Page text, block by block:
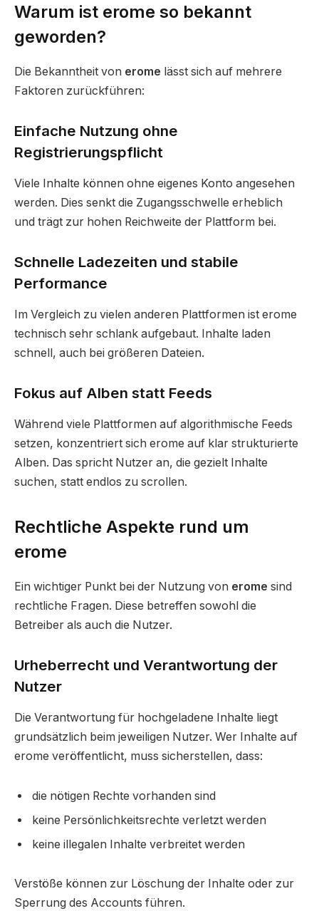
Warum ist erome so bekannt
geworden?
Die Bekanntheit von erome lässt sich auf mehrere
Faktoren zurückführen:
Einfache Nutzung ohne
Registrierungspflicht
Viele Inhalte können ohne eigenes Konto angesehen
werden. Dies senkt die Zugangsschwelle erheblich
und trägt zur hohen Reichweite der Plattform bei.
Schnelle Ladezeiten und stabile
Performance
Im Vergleich zu vielen anderen Plattformen ist erome
technisch sehr schlank aufgebaut. Inhalte laden
schnell, auch bei größeren Dateien.
Fokus auf Alben statt Feeds
Während viele Plattformen auf algorithmische Feeds
setzen, konzentriert sich erome auf klar strukturierte
Alben. Das spricht Nutzer an, die gezielt Inhalte
suchen, statt endlos zu scrollen.
Rechtliche Aspekte rund um
erome
Ein wichtiger Punkt bei der Nutzung von erome sind
rechtliche Fragen. Diese betreffen sowohl die
Betreiber als auch die Nutzer.
Urheberrecht und Verantwortung der
Nutzer
Die Verantwortung für hochgeladene Inhalte liegt
grundsätzlich beim jeweiligen Nutzer. Wer Inhalte auf
erome veröffentlicht, muss sicherstellen, dass:
die nötigen Rechte vorhanden sind
keine Persönlichkeitsrechte verletzt werden
keine illegalen Inhalte verbreitet werden
Verstöße können zur Löschung der Inhalte oder zur
Sperrung des Accounts führen.